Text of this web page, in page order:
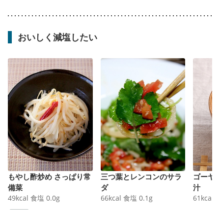
おいしく減塩したい
もやし酢炒め さっぱり常
備菜
49kcal 食塩 0.0g
三つ葉とレンコンのサラ
ダ
66kcal 食塩 0.1 g
ゴーヤ
汁
61 kcal